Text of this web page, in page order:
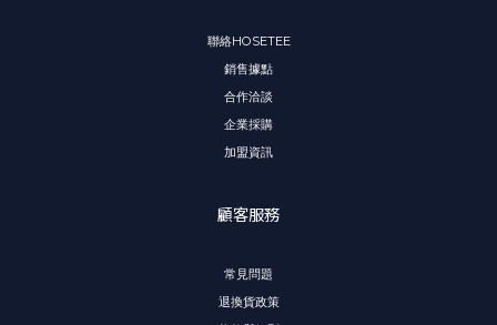
聯絡HOSETEE
銷售據點
合作洽談
企業採購
加盟資訊
顧客服務
常見問題
退換貨政策